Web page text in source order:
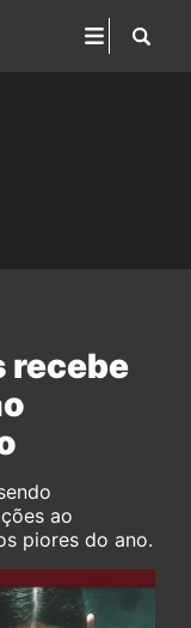
recebe
ao
piores do ano.